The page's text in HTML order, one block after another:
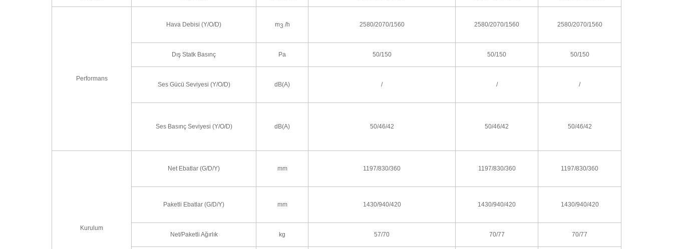
Performans
Hava Debisi (Y/O/D) m3 /h 2580/2070/1560 2580/2070/1560 2580/2070/1560
Dış Statk Basınç Pa 50/150 50/150 50/150
Ses Gücü Seviyesi (Y/O/D) dB(A) / / /
Ses Basınç Seviyesi (Y/O/D) dB(A) 50/46/42 50/46/42 50/46/42
Kurulum
Net Ebatlar (G/D/Y) mm 1197/830/360 1197/830/360 1197/830/360
Paketli Ebatlar (G/D/Y) mm 1430/940/420 1430/940/420 1430/940/420
Net/Paketli Ağırlık kg 57/70 70/77 70/77